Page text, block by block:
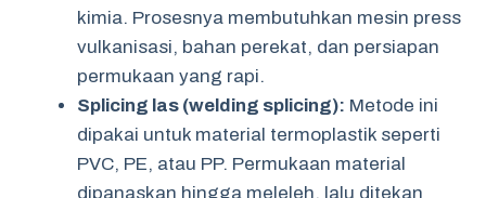
kimia. Prosesnya membutuhkan mesin press
vulkanisasi, bahan perekat, dan persiapan
permukaan yang rapi.
Splicing las (welding splicing): Metode ini
dipakai untuk material termoplastik seperti
PVC, PE, atau PP. Permukaan material
dipanaskan hingga meleleh, lalu ditekan